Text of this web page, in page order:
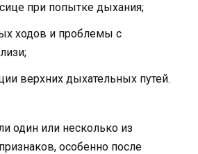
при попытке дыхания;
ходов и проблемы с
верхних дыхательных путей.
один или несколько из
особенно после